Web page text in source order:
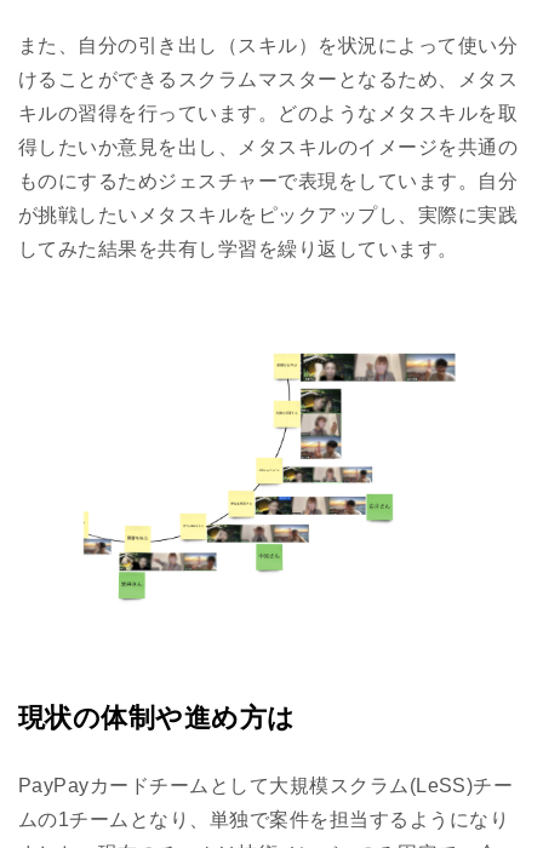
また、自分の引き出し（スキル）を状況によって使い分
けることができるスクラムマスターとなるため、メタス
キルの習得を行っています。どのようなメタスキルを取
得したいか意見を出し、メタスキルのイメージを共通の
ものにするためジェスチャーで表現をしています。自分
が挑戦したいメタスキルをピックアップし、実際に実践
してみた結果を共有し学習を繰り返しています。
現状の体制や進め方は
PayPayカードチームとして大規模スクラム(LeSS)チー
ムの1チームとなり、単独で案件を担当するようになり